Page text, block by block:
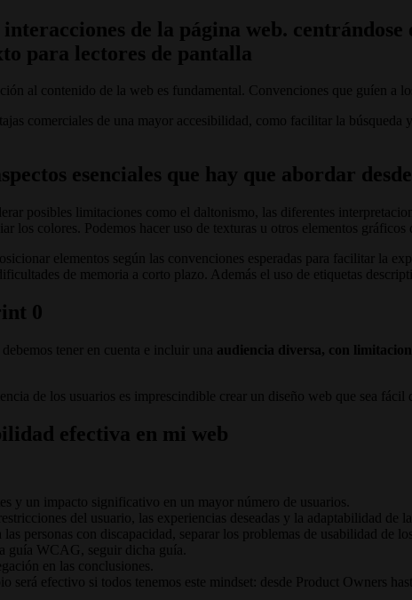
de la página web.
para lectores de pantalla
al contenido de la web es fundamental. Convenciones que guíen a
comerciales de una mayor accesibilidad, como facilitar la
esenciales que hay que abordar
posibles limitaciones como el daltonismo, las diferentes
los colores. Podemos hacer uso de texturas u otros elementos gráficos
elementos según las convenciones esperadas para facilitar la
de memoria a corto plazo. Además el uso de etiquetas
0
tener en cuenta e incluir una audiencia diversa, con
de los usuarios es imprescindible crear un diseño web que sea fácil
efectiva en mi web
y un impacto significativo en un mayor número de usuarios.
del usuario, las experiencias deseadas y la adaptabilidad de
personas con discapacidad, separar los problemas de usabilidad de
guía WCAG, seguir dicha guía.
en las conclusiones.
será efectivo si todos tenemos este mindset: desde Product Owners